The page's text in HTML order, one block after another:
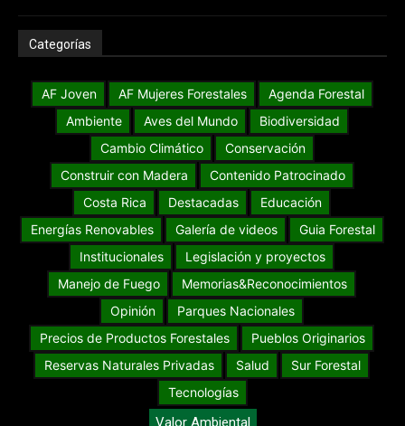
Categorías
AF Joven AF Mujeres Forestales
Agenda Forestal
Ambiente
Aves del Mundo
Biodiversidad
Cambio Climático
Conservación
Construir con Madera
Contenido Patrocinado
Costa Rica
Destacadas
Educación
Energías Renovables
Galería de videos
Guia Forestal
Institucionales
Legislación y proyectos
Manejo de Fuego
Memorias&Reconocimientos
Opinión
Parques Nacionales
Precios de Productos Forestales
Pueblos Originarios
Reservas Naturales Privadas
Salud
Sur Forestal
Tecnologías
Valor Ambiental